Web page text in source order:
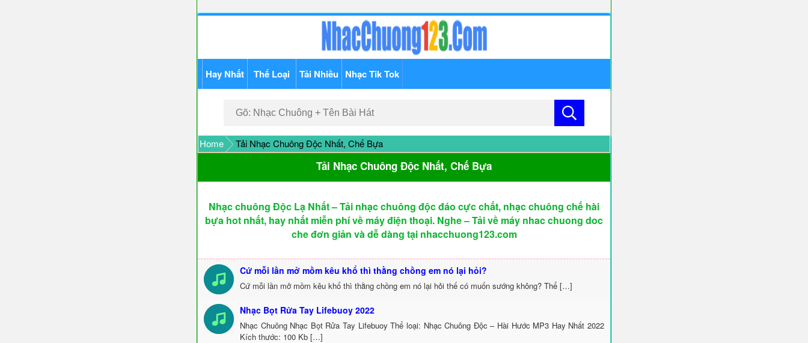
Hay Nhất Thể Loại Tải Nhiều Nhạc Tik Tok
Home Tải Nhạc Chuông Độc Nhất, Chế Bựa
Tải Nhạc Chuông Độc Nhất, Chế Bựa
Nhạc chuông Độc Lạ Nhất – Tải nhạc chuông độc đáo cực chất, nhạc chuông chế hài
bựa hot nhất, hay nhất miễn phí về máy điện thoại. Nghe – Tải về máy nhac chuong doc
che đơn giản và dễ dàng tại nhacchuong123.com
Cứ mỗi lần mở mồm kêu khổ thì thằng chồng em nó lại hỏi?
Cứ mỗi lần mở mồm kêu khổ thì thằng chồng em nó lại hỏi thế có muốn sướng không? Thể […]
Nhạc Bọt Rửa Tay Lifebuoy 2022
Nhạc Chuông Nhạc Bọt Rửa Tay Lifebuoy Thể loại: Nhạc Chuông Độc – Hài Hước MP3 Hay Nhất 2022
Kích thước: 100 Kb […]